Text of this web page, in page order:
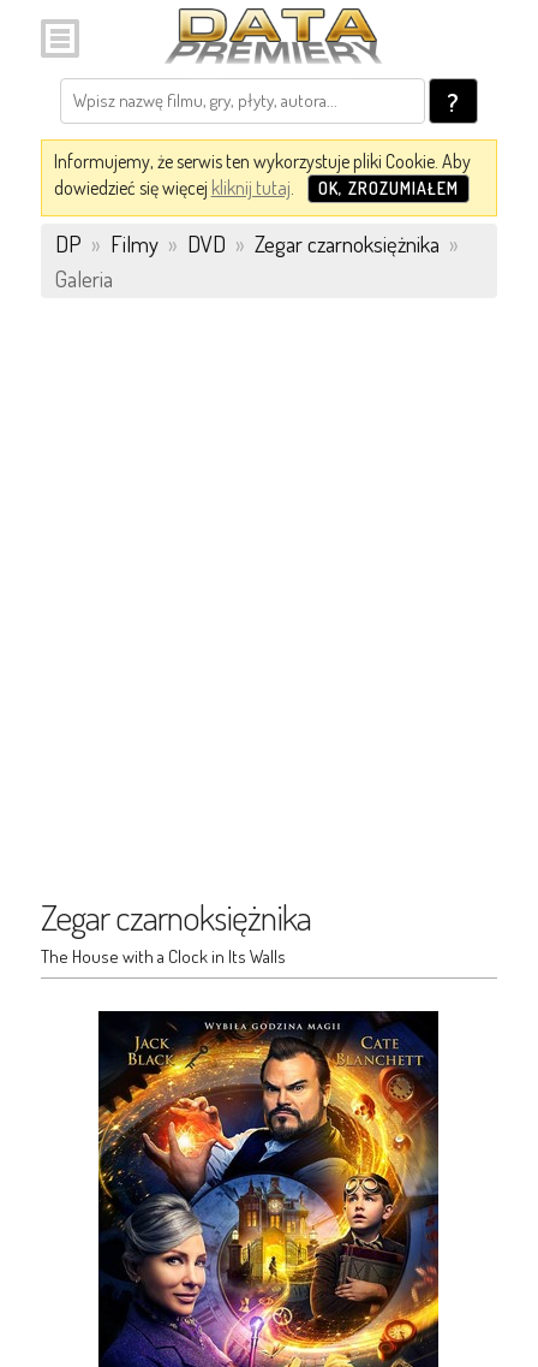
?
Informujemy, że serwis ten wykorzystuje pliki Cookie. Aby
dowiedzieć się więcej kliknij tutaj. OK, ZROZUMIAŁEM
DP » Filmy » DVD » Zegar czarnoksiężnika »
Galeria
Zegar czarnoksiężnika
The House with a Clock in Its Walls